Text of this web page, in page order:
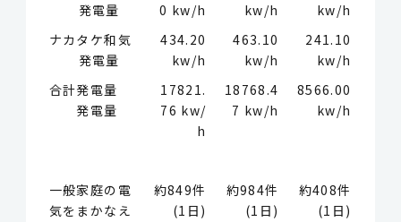
発電量
0 kw/h
kw/h
kw/h
ナカタケ和気
発電量
434.20
kw/h
463.10
kw/h
241.10
kw/h
合計発電量
発電量
17821.
76 kw/
h
18768.4
7 kw/h
8566.00
kw/h
一般家庭の電
気をまかなえ
約849件
(1日)
約984件
(1日)
約408件
(1日)